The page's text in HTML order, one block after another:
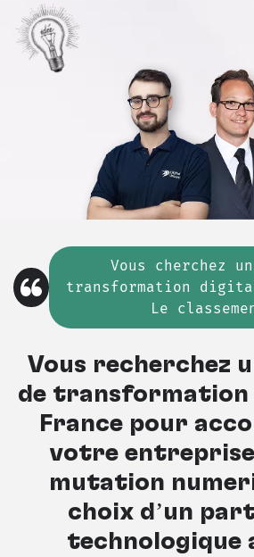
Vous cherchez
transformation
Le
Vous recherchez
de transformation
France pour
votre entreprise
mutation
choix d’un
technologique